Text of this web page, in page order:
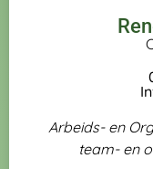
Arbeids- en
team- en